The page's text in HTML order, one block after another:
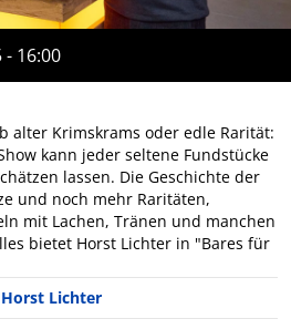
- 16:00
alter Krimskrams oder edle Rarität:
kann jeder seltene Fundstücke
lassen. Die Geschichte der
und noch mehr Raritäten,
mit Lachen, Tränen und manchen
bietet Horst Lichter in "Bares für
Horst Lichter